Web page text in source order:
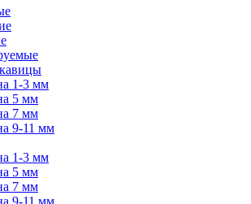
1-3 мм
5 мм
7 мм
9-11 мм
1-3 мм
5 мм
7 мм
9-11 мм